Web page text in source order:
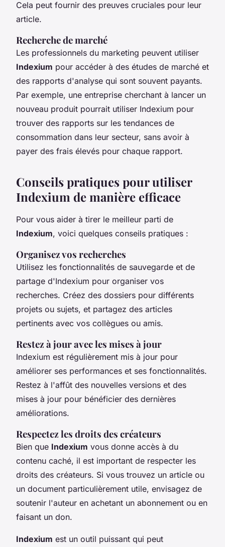
Cela peut fournir des preuves cruciales pour leur
article.
Recherche de marché
Les professionnels du marketing peuvent utiliser
Indexium pour accéder à des études de marché et
des rapports d'analyse qui sont souvent payants.
Par exemple, une entreprise cherchant à lancer un
nouveau produit pourrait utiliser Indexium pour
trouver des rapports sur les tendances de
consommation dans leur secteur, sans avoir à
payer des frais élevés pour chaque rapport.
Conseils pratiques pour utiliser
Indexium de manière efficace
Pour vous aider à tirer le meilleur parti de
Indexium, voici quelques conseils pratiques :
Organisez vos recherches
Utilisez les fonctionnalités de sauvegarde et de
partage d'Indexium pour organiser vos
recherches. Créez des dossiers pour différents
projets ou sujets, et partagez des articles
pertinents avec vos collègues ou amis.
Restez à jour avec les mises à jour
Indexium est régulièrement mis à jour pour
améliorer ses performances et ses fonctionnalités.
Restez à l'affût des nouvelles versions et des
mises à jour pour bénéficier des dernières
améliorations.
Respectez les droits des créateurs
Bien que Indexium vous donne accès à du
contenu caché, il est important de respecter les
droits des créateurs. Si vous trouvez un article ou
un document particulièrement utile, envisagez de
soutenir l'auteur en achetant un abonnement ou en
faisant un don.
Indexium est un outil puissant qui peut